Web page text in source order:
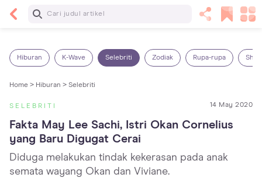
Baca Selanjutnya
Hiburan K-Wave Selebriti Zodiak Rupa-rupa
Home > Hiburan > Selebriti
SELEBRITI 14 May 2020
Fakta May Lee Sachi, Istri Okan Cornelius
yang Baru Digugat Cerai
Diduga melakukan tindak kekerasan pada anak
semata wayang Okan dan Viviane.